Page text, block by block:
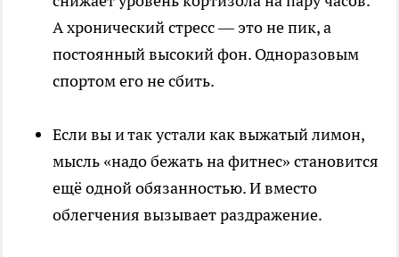
А хронический стресс — это не пик, а
постоянный высокий фон. Одноразовым
спортом его не сбить.
Если вы и так устали как выжатый лимон,
мысль «надо бежать на фитнес» становится
ещё одной обязанностью. И вместо
облегчения вызывает раздражение.